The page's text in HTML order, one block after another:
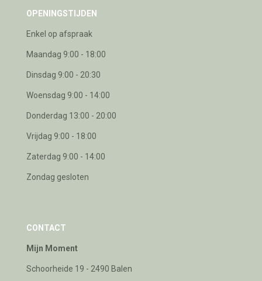
OPENINGSTIJDEN
Enkel op afspraak
Maandag 9:00 - 18:00
Dinsdag 9:00 - 20:30
Woensdag 9:00 - 14:00
Donderdag 13:00 - 20:00
Vrijdag 9:00 - 18:00
Zaterdag 9:00 - 14:00
Zondag gesloten
CONTACT
Mijn Moment
Schoorheide 19 - 2490 Balen